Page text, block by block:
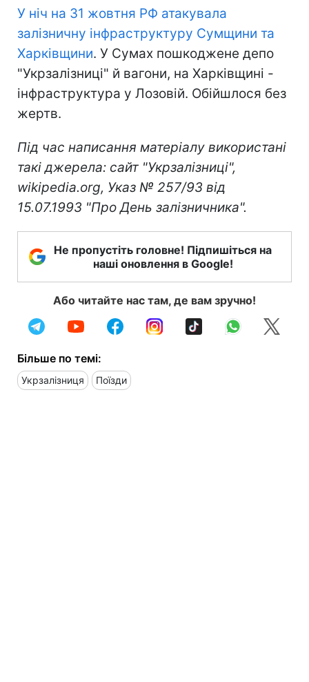
У ніч на 31 жовтня РФ атакувала
залізничну інфраструктуру Сумщини та
Харківщини. У Сумах пошкоджене депо
"Укрзалізниці" й вагони, на Харківщині -
інфраструктура у Лозовій. Обійшлося без
жертв.
Під час написання матеріалу використані
такі джерела: сайт "Укрзалізниці",
wikipedia.org, Указ № 257/93 від
15.07.1993 "Про День залізничника".
Не пропустіть головне! Підпишіться на
наші оновлення в Google!
Або читайте нас там, де вам зручно!
Більше по темі:
Укрзалізниця Поїзди